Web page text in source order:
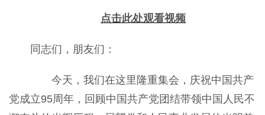
点击此处观看视频
同志们，朋友们：
今天，我们在这里隆重集会，庆祝中国共产
党成立95周年，回顾中国共产党团结带领中国人民不